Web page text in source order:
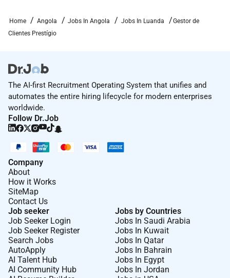
Competências Técnicas
(Banca de Retalho)
Processos e procedimentos bancários
Aceitação e análise de clientes
Compreensão do cliente (Banca de Retalho)
Processamento
Conhecimento dos produtos (Banca de Retalho)
Remote Work :
No
Home Angola Jobs In Angola Jobs In Luanda
Gestor de
Clientes Prestígio
The AI-first Recruitment Operating System that unifies and
automates the entire hiring lifecycle for modern enterprises
worldwide.
Follow Dr.Job
Company
About
How it Works
SiteMap
Contact Us
Job seeker
Job Seeker Login
Job Seeker Register
Search Jobs
AutoApply
AI Talent Hub
AI Community Hub
Jobs by Countries
Jobs In Saudi Arabia
Jobs In Kuwait
Jobs In Qatar
Jobs In Bahrain
Jobs In Egypt
Jobs In Jordan